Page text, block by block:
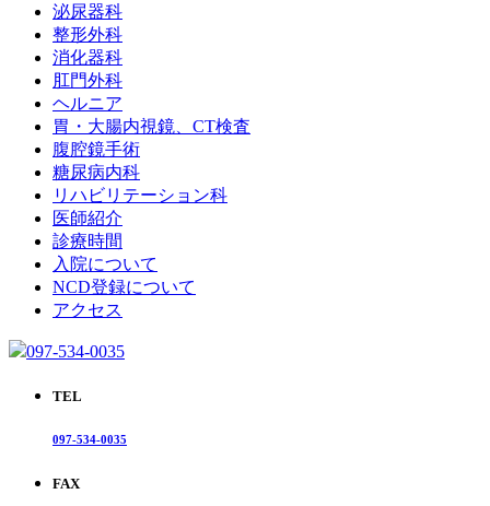
泌尿器科
整形外科
消化器科
肛門外科
ヘルニア
胃・大腸内視鏡、CT検査
腹腔鏡手術
糖尿病内科
リハビリテーション科
医師紹介
診療時間
入院について
NCD登録について
アクセス
097-534-0035
TEL
097-534-0035
FAX